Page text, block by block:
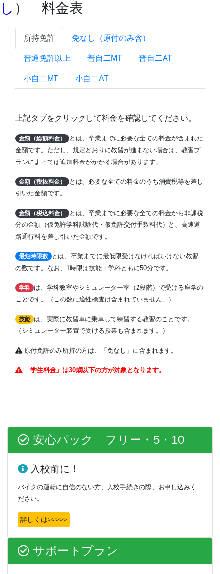
し ） 料金表
所持免許 免なし（原付のみ含）
普通免許以上 普自二MT 普自二AT
小自二MT 小自二AT
上記タブをクリックして料金を確認してください。
金額（総額料金）
とは、卒業までに必要な全ての料金が含まれた
金額です。ただし、規定どおりに教習が進まない場合は、教習プ
ランによっては追加料金がかかる場合があります。
金額（税抜料金）
とは、必要な全ての料金のうち消費税等を差し
引いた金額です。
金額（税込料金）
とは、卒業までに必要な全ての料金から非課税
分の金額（仮免許学科試験代・仮免許交付手数料代）と、高速道
路通行料を差し引いた金額です。
最短時限数
とは、卒業までに最低限受けなければいけない教習
の数です。なお、1時限は技能・学科ともに50分です。
学科 は、学科教室やシミュレーター室（2段階）で受ける座学の
ことです。（この数に適性検査は含まれていません。）
技能 は、実際に教習車に乗車して練習する教習のことです。
（シミュレーター装置で受ける授業も含まれます。）
原付免許のみ所持の方は、「免なし」に含まれます。
「学生料金」は30歳以下の方が対象となります。
安心パック フリー・5・10
入校前に！
バイクの運転に自信のない方、入校手続きの際、お申し込みく
ださい。
詳しくは>>>>>
サポートプラン